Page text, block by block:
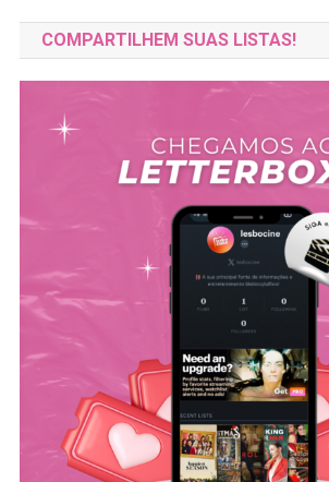
COMPARTILHEM SUAS LISTAS!